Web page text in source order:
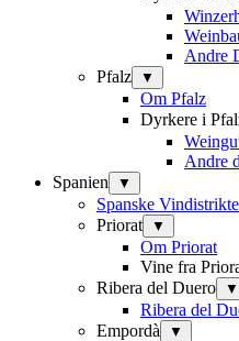
Andre
Pfalz
▼
Om Pfalz
Dyrkere i
Andre
Spanien
▼
Spanske
Priorat
▼
Om Priorat
Vine fra
Ribera del Duero
▼
Ribera del
Empordà
▼